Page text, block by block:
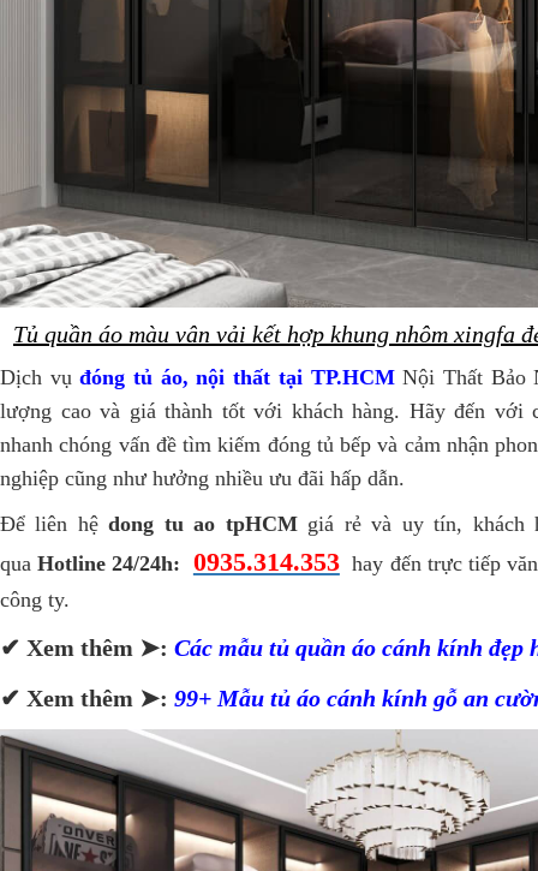
Tủ quần áo màu vân vải kết hợp khung nhôm xingfa
Dịch vụđóng tủ áo, nội thất tại TP.HCMNội Thất Bảo
lượng cao và giá thành tốt với khách hàng. Hãy đến với
nhanh chóng vấn đề tìm kiếm đóng tủ bếp và cảm nhận
nghiệp cũng như hưởng nhiều ưu đãi hấp dẫn.
Để liên hệdong tu ao tpHCMgiá rẻ và uy tín, khách
quaHotline 24/24h: 0935.314.353hay đến trực tiếp
công ty.
✔ Xem thêm ➤: Các mẫu tủ quần áo cánh kính đẹp
✔ Xem thêm ➤: 99+ Mẫu tủ áo cánh kính gỗ an